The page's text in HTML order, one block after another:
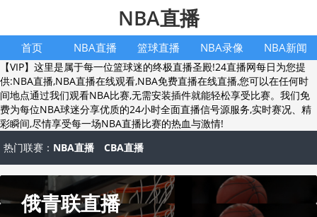
NBA直播
首页 NBA直播 篮球直播 NBA录像 NBA新闻
【VIP】这里是属于每一位篮球迷的终极直播圣殿!24直播网每日为您提
供:NBA直播,NBA直播在线观看,NBA免费直播在线直播,您可以在任何时
间地点通过我们观看NBA比赛,无需安装插件就能轻松享受比赛。我们免
费为每位NBA球迷分享优质的24小时全面直播信号源服务,实时赛况、精
彩瞬间,尽情享受每一场NBA直播比赛的热血与激情!
热门联赛： NBA直播 CBA直播
俄青联直播